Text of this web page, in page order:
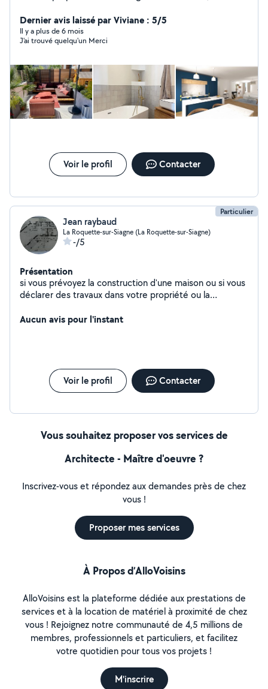
équipe nous réalisons vos projets avec motivation et
sérieux Annaëlle, décoratrice d'intérieur
Dernier avis laissé par Viviane : 5/5
Il y a plus de 6 mois
J'ai trouvé quelqu'un Merci
Voir le profil Contacter
Particulier
Jean raybaud
La Roquette-sur-Siagne (La Roquette-sur-Siagne)
-/5
Présentation
si vous prévoyez la construction d'une maison ou si vous
déclarer des travaux dans votre propriété ou la
l'établissement des plans correspondants avec la
Aucun avis pour l'instant
Voir le profil Contacter
Vous souhaitez proposer vos services de
Architecte - Maître d'oeuvre ?
Inscrivez-vous et répondez aux demandes près de chez
vous !
Proposer mes services
À Propos d’AlloVoisins
AlloVoisins est la plateforme dédiée aux prestations de
services et à la location de matériel à proximité de chez
vous ! Rejoignez notre communauté de 4,5 millions de
membres, professionnels et particuliers, et facilitez
votre quotidien pour tous vos projets !
M'inscrire